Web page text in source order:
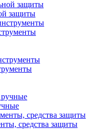
защиты
средства защиты